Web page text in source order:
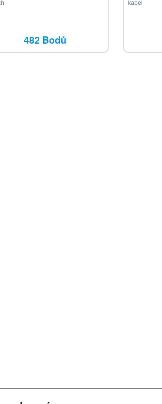
482 Bodů
kabel